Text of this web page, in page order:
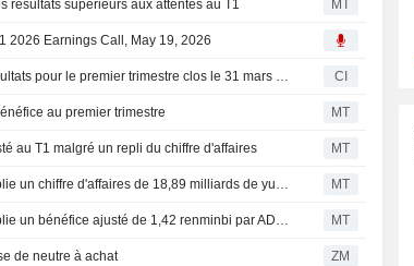
résultats supérieurs aux attentes au T1 MT
2026 Earnings Call, May 19, 2026
KE Holdings Inc. publie ses résultats pour le premier trimestre clos le 31 mars 2026 CI
au premier trimestre MT
au T1 malgré un repli du chiffre d'affaires MT
Flash résultats (BEKE) : KE publie un chiffre d'affaires de 18,89 milliards de yuans au premier trimestre, contre 18,63 milliards attendus par le consensus FactSet MT
Flash résultats (BEKE) : KE publie un bénéfice ajusté de 1,42 renminbi par ADS au premier trimestre, contre une estimation FactSet de 0,95 renminbi MT
de neutre à achat ZM